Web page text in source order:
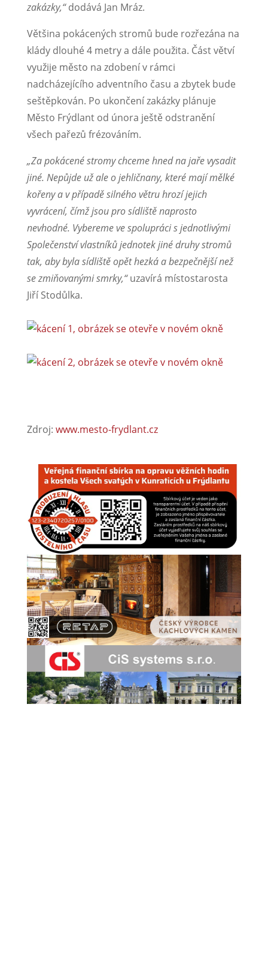
zakázky,“dodává Jan Mráz.
Většina pokácených stromů bude rozřezána na
klády dlouhé 4 metry a dále použita. Část větví
využije město na zdobení v rámci
nadcházejícího adventního času a zbytek bude
seštěpkován. Po ukončení zakázky plánuje
Město Frýdlant od února ještě odstranění
všech pařezů frézováním.
„Za pokácené stromy chceme hned na jaře vysadit
jiné. Nepůjde už ale o jehličnany, které mají mělké
kořeny a v případě silného větru hrozí jejich
vyvrácení, čímž jsou pro sídliště naprosto
nevhodné. Vybereme ve spolupráci s jednotlivými
Společenství vlastníků jednotek jiné druhy stromů
tak, aby byla sídliště opět hezká a bezpečnější než
se zmiňovanými smrky,“uzavírá místostarosta
Jiří Stodůlka.
Zdroj: www.mesto-frydlant.cz